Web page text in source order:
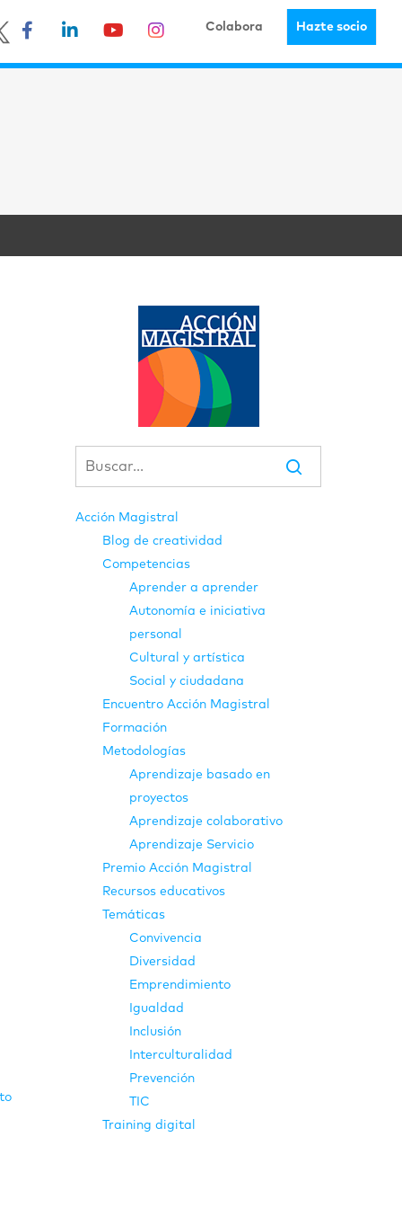
Colabora Hazte socio
Acción Magistral
Blog de creatividad
Competencias
Aprender a aprender
Autonomía e iniciativa
personal
Cultural y artística
Social y ciudadana
Encuentro Acción Magistral
Formación
Metodologías
Aprendizaje basado en
proyectos
Aprendizaje colaborativo
Aprendizaje Servicio
Premio Acción Magistral
Recursos educativos
Temáticas
Convivencia
Diversidad
Emprendimiento
Igualdad
Inclusión
Interculturalidad
Prevención
TIC
Training digital